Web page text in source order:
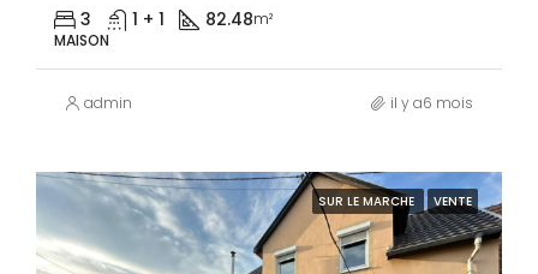
3 1 + 1 82.48m²
MAISON
admin il y a6 mois
SUR LE MARCHE VENTE